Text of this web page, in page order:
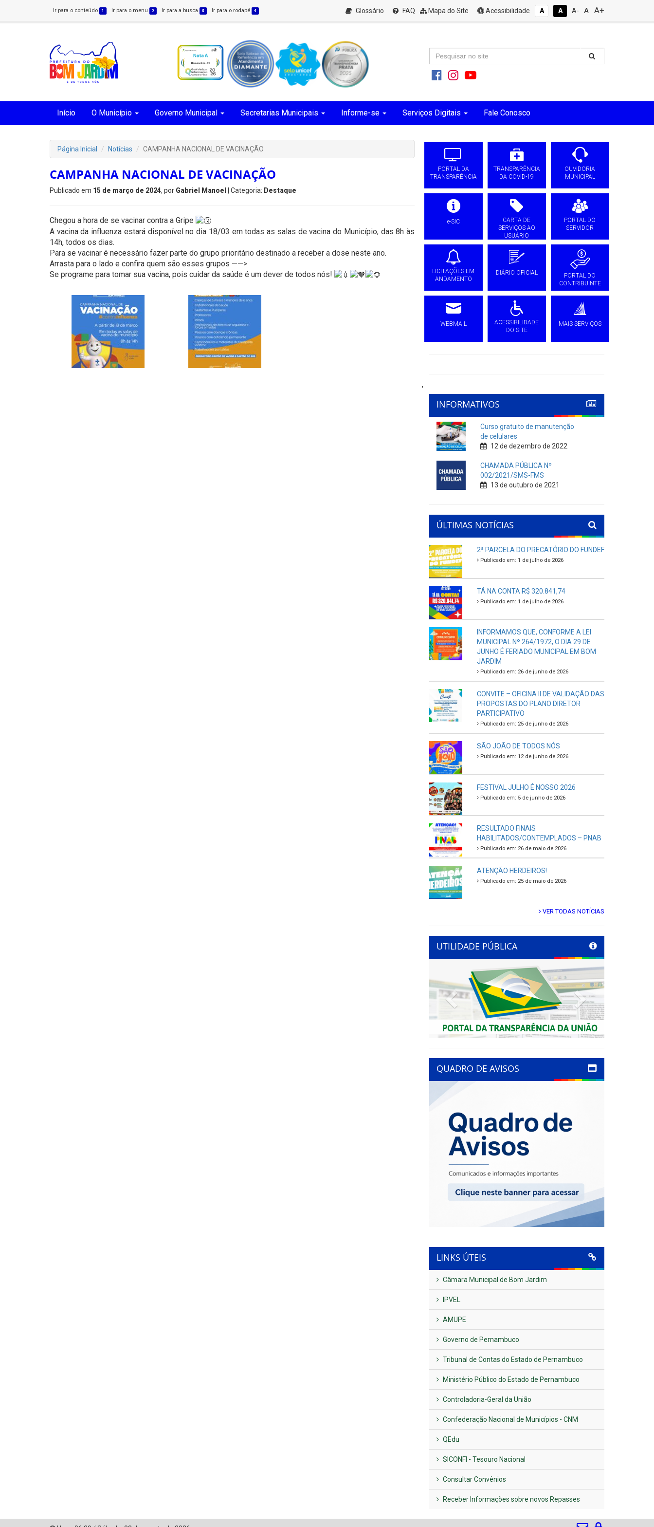
Ir para o conteúdo 1 Ir para o menu 2 Ir para a busca 3 Ir para o rodapé 4 Glossário FAQ Mapa do Site Acessibilidade A A A- A A+
Início O Município Governo Municipal Secretarias Municipais Informe-se Serviços Digitais Fale Conosco
Página Inicial Notícias CAMPANHA NACIONAL DE VACINAÇÃO
CAMPANHA NACIONAL DE VACINAÇÃO
Publicado em 15 de março de 2024, por Gabriel Manoel | Categoria: Destaque
Chegou a hora de se vacinar contra a Gripe
A vacina da influenza estará disponível no dia 18/03 em todas as salas de vacina do Município, das 8h às
14h, todos os dias.
Para se vacinar é necessário fazer parte do grupo prioritário destinado a receber a dose neste ano.
Arrasta para o lado e confira quem são esses grupos ——>
Se programe para tomar sua vacina, pois cuidar da saúde é um dever de todos nós!
PORTAL DA
TRANSPARÊNCIA
TRANSPARÊNCIA
DA COVID-19
OUVIDORIA
MUNICIPAL
e-SIC
CARTA DE
SERVIÇOS AO
USUÁRIO
PORTAL DO
SERVIDOR
LICITAÇÕES EM
ANDAMENTO
DIÁRIO OFICIAL
PORTAL DO
CONTRIBUINTE
WEBMAIL
ACESSIBILIDADE
DO SITE
MAIS SERVIÇOS
'
INFORMATIVOS
Curso gratuito de manutenção
de celulares
12 de dezembro de 2022
CHAMADA PÚBLICA Nº
002/2021/SMS-FMS
13 de outubro de 2021
ÚLTIMAS NOTÍCIAS
2ª PARCELA DO PRECATÓRIO DO FUNDEF
Publicado em: 1 de julho de 2026
TÁ NA CONTA R$ 320.841,74
Publicado em: 1 de julho de 2026
INFORMAMOS QUE, CONFORME A LEI
MUNICIPAL Nº 264/1972, O DIA 29 DE
JUNHO É FERIADO MUNICIPAL EM BOM
JARDIM
Publicado em: 26 de junho de 2026
CONVITE – OFICINA II DE VALIDAÇÃO DAS
PROPOSTAS DO PLANO DIRETOR
PARTICIPATIVO
Publicado em: 25 de junho de 2026
SÃO JOÃO DE TODOS NÓS
Publicado em: 12 de junho de 2026
FESTIVAL JULHO É NOSSO 2026
Publicado em: 5 de junho de 2026
RESULTADO FINAIS
HABILITADOS/CONTEMPLADOS – PNAB
Publicado em: 26 de maio de 2026
ATENÇÃO HERDEIROS!
Publicado em: 25 de maio de 2026
VER TODAS NOTÍCIAS
UTILIDADE PÚBLICA
Previous Next
QUADRO DE AVISOS
LINKS ÚTEIS
Câmara Municipal de Bom Jardim
IPVEL
AMUPE
Governo de Pernambuco
Tribunal de Contas do Estado de Pernambuco
Ministério Público do Estado de Pernambuco
Controladoria-Geral da União
Confederação Nacional de Municípios - CNM
QEdu
SICONFI - Tesouro Nacional
Consultar Convênios
Receber Informações sobre novos Repasses